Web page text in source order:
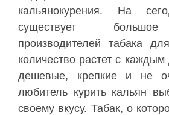
кальянокурения. На
существует большое
производителей табака
количество растет с
дешевые, крепкие и не
любитель курить кальян
своему вкусу. Табак, о